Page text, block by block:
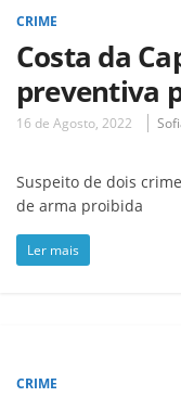
CRIME
Costa da
preventiva
16 de Agosto, 2022
Suspeito de dois
de arma proibida
Ler mais
CRIME